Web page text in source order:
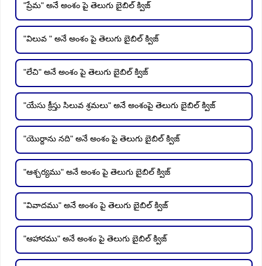
"ప్రేమ" అనే అంశం పై తెలుగు బైబిల్ క్విజ్
"విలువ " అనే అంశం పై తెలుగు బైబిల్ క్విజ్
"లేచి" అనే అంశం పై తెలుగు బైబిల్ క్విజ్
"యేసు క్రీస్తు సిలువ శ్రమలు" అనే అంశంపై తెలుగు బైబిల్ క్విజ్
"యొర్దాను నది" అనే అంశం పై తెలుగు బైబిల్ క్విజ్
"ఆశ్చర్యము" అనే అంశం పై తెలుగు బైబిల్ క్విజ్
"వివాదము" అనే అంశం పై తెలుగు బైబిల్ క్విజ్
"ఆహారము" అనే అంశం పై తెలుగు బైబిల్ క్విజ్